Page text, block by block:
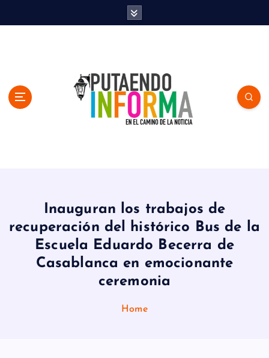
Inauguran los trabajos de
recuperación del histórico Bus de la
Escuela Eduardo Becerra de
Casablanca en emocionante
ceremonia
Home